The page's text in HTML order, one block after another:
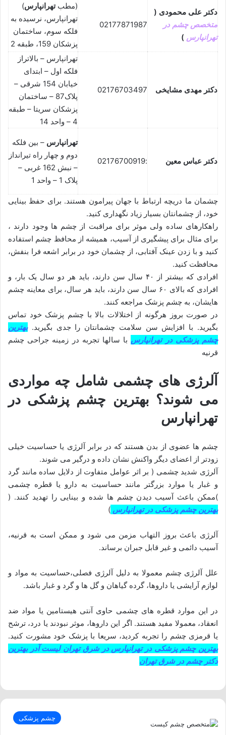
دکتر علی محمودی (
متخصص چشم در
تهرانپارس )
02177871987
(مطب تهرانپارس)
تهرانپارس، نرسیده به
فلکه سوم، ساختمان
پزشکان 159، طبقه 2
دکتر مهدی مشایخی 02176703497
تهرانپارس – بالاتراز
فلکه اول – ابتدای
خیابان 154 شرقی –
پلاک87 – ساختمان
پزشکان سریتا – طبقه
4 – واحد 14
دکتر عباس معین :02176700919
تهرانپارس – بین فلکه
دوم و چهار راه تیرانداز
– نبش 162 غربی –
پلاک 1 – واحد 1
چشمان ما دریچه ارتباط با جهان پیرامون هستند. برای حفظ بینایی
خود، از چشمانتان بسیار زیاد نگهداری کنید.
راهکارهای ساده ولی موثر برای مراقبت از چشم ها وجود دارند ،
برای مثال برای پیشگیری از آسیب، همیشه از محافظ چشم استفاده
کنید و با زدن عینک آفتابی، از چشمان خود در برابر اشعه فرا بنفش،
محافظت کنید.
افرادی که بیشتر از ۴۰ سال سن دارند، باید هر دو سال یک بار، و
افرادی که بالای ۶۰ سال سن دارند، باید هر سال، برای معاینه چشم
هایشان، به چشم پزشک مراجعه کنند.
در صورت بروز هرگونه از اختلالات بالا با چشم پزشک خود تماس
بگیرید. با افزایش سن سلامت چشمانتان را جدی بگیرید.بهترین
چشم پزشکی در تهرانپارس با سالها تجربه در زمینه جراحی چشم
قرنیه
آلرژی های چشمی شامل چه مواردی
می شوند؟ بهترین چشم پزشکی در
تهرانپارس
چشم ها عضوی از بدن هستند که در برابر آلرژی یا حساسیت خیلی
زودتر از اعضای دیگر واکنش نشان داده و درگیر می شوند.
آلرژی شدید چشمی ( بر اثر عوامل متفاوت از دلایل ساده مانند گرد
و غبار یا موارد بزرگتر مانند حساسیت به دارو یا قطره چشمی
)ممکن باعث آسیب دیدن چشم ها شده و بینایی را تهدید کنند. (
بهترین چشم پزشکی در تهرانپارس )
آلرژی باعث بروز التهاب مزمن می شود و ممکن است به قرنیه،
آسیب دائمی و غیر قابل جبران برساند.
علل آلرژی چشم معمولا به دلیل آلرژی فصلی،حساسیت به مواد و
لوازم آرایشی یا داروها، گرده گیاهان و گل ها و گرد و غبار باشد.
در این موارد قطره های چشمی حاوی آنتی هیستامین یا مواد ضد
انعقاد، معمولا مفید هستند. اگر این داروها، موثر نبودند یا درد، ترشح
یا قرمزی چشم را تجربه کردید، سریعا با پزشک خود مشورت کنید.
بهترین چشم پزشکی در تهرانپارس در شرق تهران لیست آدر بهترین
دکتر چشم در شرق تهران
چشم پزشکی